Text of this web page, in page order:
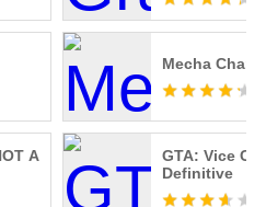
Mecha
A
GTA: Vice
Definitive